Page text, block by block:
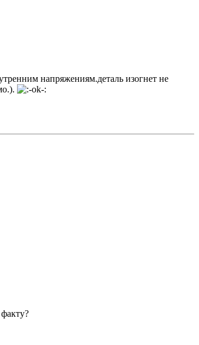
напряжениям.деталь изогнет не